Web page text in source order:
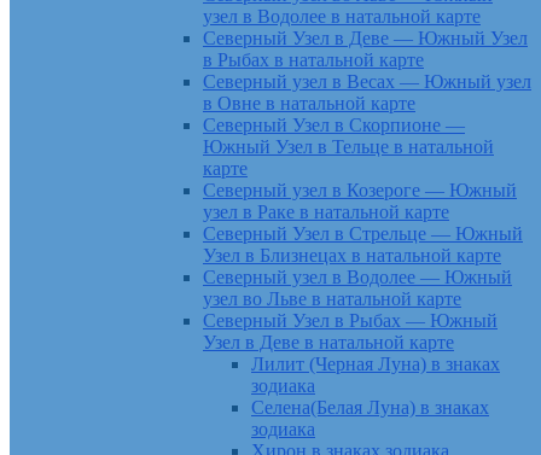
узел в Водолее в натальной карте
Северный Узел в Деве — Южный Узел
в Рыбах в натальной карте
Северный узел в Весах — Южный узел
в Овне в натальной карте
Северный Узел в Скорпионе —
Южный Узел в Тельце в натальной
карте
Северный узел в Козероге — Южный
узел в Раке в натальной карте
Северный Узел в Стрельце — Южный
Узел в Близнецах в натальной карте
Северный узел в Водолее — Южный
узел во Льве в натальной карте
Северный Узел в Рыбах — Южный
Узел в Деве в натальной карте
Лилит (Черная Луна) в знаках
зодиака
Селена(Белая Луна) в знаках
зодиака
Хирон в знаках зодиака